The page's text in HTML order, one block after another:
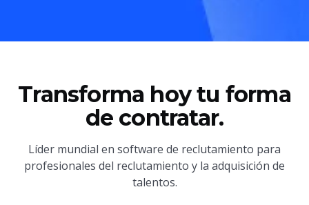
Transforma hoy tu forma
de contratar.
Líder mundial en software de reclutamiento para
profesionales del reclutamiento y la adquisición de
talentos.